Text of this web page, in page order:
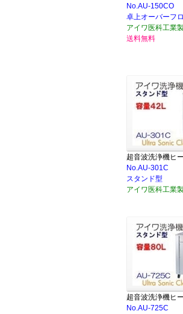
No.AU-150CO
卓上オーバーフ
アイワ医科工業
送料無料
超音波洗浄機ヒ
No.AU-301C
スタンド型
アイワ医科工業
超音波洗浄機ヒ
No.AU-725C